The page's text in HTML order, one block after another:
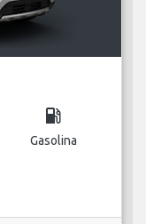
local_gas_station
Gasolina